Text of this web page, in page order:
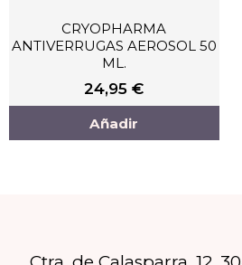
CRYOPHARMA
ANTIVERRUGAS AEROSOL 50
ML.
24,95€
Añadir